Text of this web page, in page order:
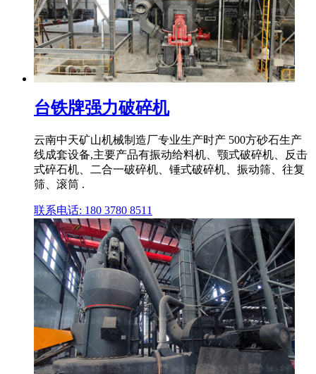
台铁牌强力破碎机
云南中天矿山机械制造厂专业生产时产 500方砂石生产
线成套设备,主要产品有振动给料机、颚式破碎机、反击
式碎石机、二合一破碎机、锤式破碎机、振动筛、往复
筛、滚筒 .
联系电话: 180 3780 8511